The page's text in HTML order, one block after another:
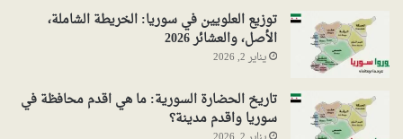
توزيع العلويين في سوريا: الخريطة الشاملة،
الأصل، والعشائر 2026
يناير 2, 2026
تاريخ الحضارة السورية: ما هي اقدم محافظة في
سوريا واقدم مدينة؟